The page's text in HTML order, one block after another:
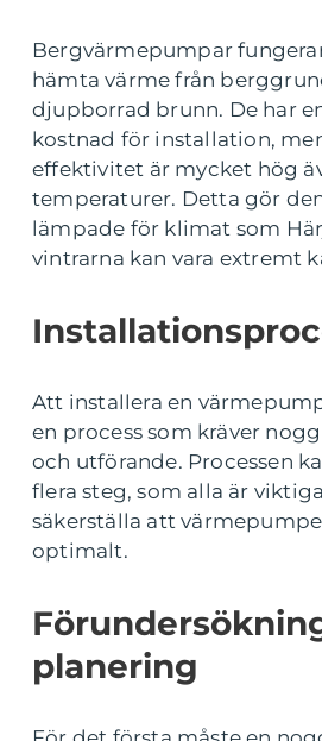
Bergvärmepumpar
hämta värme från
djupborrad brunn. De har
kostnad för installation,
effektivitet är mycket hög
temperaturer. Detta gör
lämpade för klimat som
vintrarna kan vara extremt
Att installera en
en process som kräver
och utförande. Processen
flera steg, som alla är
säkerställa att
optimalt.
planering